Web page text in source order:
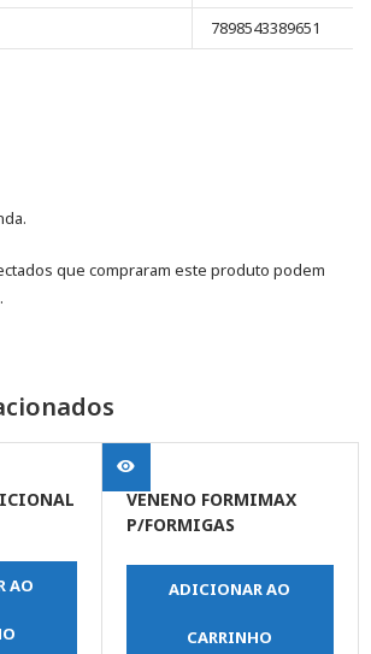
7898543389651
que compraram este produto podem
AO
VENENO FORMIMAX
P/FORMIGAS
ADICIONAR AO
CARRINHO